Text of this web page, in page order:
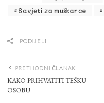
Savjeti za muškarce
PODIJELI
PRETHODNI ČLANAK
KAKO PRIHVATITI TEŠKU
OSOBU